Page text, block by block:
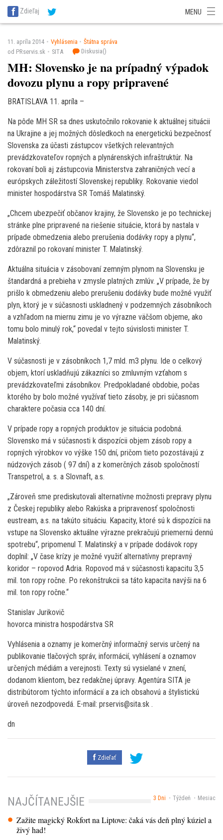
SITA Energetika
SITA Potravinárstvo
Zdieľaj MENU
11. apríla 2014 Vyhlásenia
Štátna správa
od PRservis.sk
SITA Diskusia()
MH: Slovensko je na prípadný výpadok
dovozu plynu a ropy pripravené
BRATISLAVA 11. apríla –
Na pôde MH SR sa dnes uskutočnilo rokovanie k aktuálnej situácii
na Ukrajine a jej možných dôsledkoch na energetickú bezpečnosť
Slovenska za účasti zástupcov všetkých relevantných
prevádzkovateľov ropných a plynárenských infraštruktúr. Na
rokovaní boli aj zástupcovia Ministerstva zahraničných vecí a
európskych záležitostí Slovenskej republiky. Rokovanie viedol
minister hospodárstva SR Tomáš Malatinský.
„Chcem ubezpečiť občanov krajiny, že Slovensko je po technickej
stránke plne pripravené na riešenie situácie, ktorá by nastala v
prípade obmedzenia alebo prerušenia dodávky ropy a plynu“,
zdôraznil po rokovaní minister T. Malatinský.
Aktuálna situácia v zásobovaní zemným plynom na Slovensku je
štandardná a prebieha v zmysle platných zmlúv. „V prípade, že by
prišlo k obmedzeniu alebo prerušeniu dodávky bude možné využiť
plyn, ktorý je v súčasnosti uskladnený v podzemných zásobníkoch
a vzhľadom na miernu zimu je vo výrazne väčšom objeme, ako
tomu bolo minulý rok,“ povedal v tejto súvislosti minister T.
Malatinský.
V súčasnosti je v zásobníkoch 1,7 mld. m3 plynu. Ide o celkový
objem, ktorí uskladňujú zákazníci so zmluvným vzťahom s
prevádzkovateľmi zásobníkov. Predpokladané obdobie, počas
ktorého by bolo možné využívať tieto zásoby, je pri súčasnom
charaktere počasia cca 140 dní.
V prípade ropy a ropných produktov je situácia podobná.
Slovensko má v súčasnosti k dispozícii objem zásob ropy a
ropných výrobkov vo výške 150 dní, pričom tieto pozostávajú z
núdzových zásob ( 97 dní) a z komerčných zásob spoločností
Transpetrol, a. s. a Slovnaft, a.s.
„Zároveň sme prediskutovali alternatívne možnosti prepravy plynu
z Českej republiky alebo Rakúska a pripravenosť spoločnosti
eustream, a.s. na takúto situáciu. Kapacity, ktoré sú k dispozícii na
vstupe na Slovensko aktuálne výrazne prekračujú priemernú dennú
spotrebu“, pripomenul T. Malatinský a v prípade dodávok ropy
doplnil: „V čase krízy je možné využiť alternatívny prepravný
koridor – ropovod Adria. Ropovod má v súčasnosti kapacitu 3,5
mil. ton ropy ročne. Po rekonštrukcii sa táto kapacita navýši na 6
mil. ton ropy ročne.“
Stanislav Jurikovič
hovorca ministra hospodárstva SR
Vyhlásenia a oznamy je komerčný informačný servis určený na
publikovanie tlačových správ, informácií, vyhlásení a oznamov
určených médiám a verejnosti. Texty sú vysielané v znení,
dodanom klientom, bez redakčnej úpravy. Agentúra SITA je
distribútorom týchto informácií a za ich obsahovú a štylistickú
úroveň nezodpovedá. E-mail: prservis@sita.sk .
dn
Zdieľať
3 Dni Týždeň Mesiac
NAJČÍTANEJŠIE
Zažite magický Rokfort na Liptove: čaká vás deň plný kúziel a
živý had!